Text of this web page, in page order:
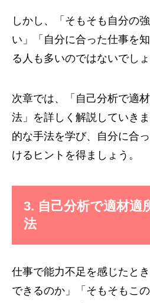
しかし、「そもそも自分の
い」「自分に合った仕事を
る人も多いのではないでしょ
次章では、「自己分析で適
法」を詳しく解説していき
的な手法を学び、自分に合
けるヒントを得ましょう。
3. 自己分析で適材適
法
仕事で能力不足を感じたと
できるのか」「そもそもこ